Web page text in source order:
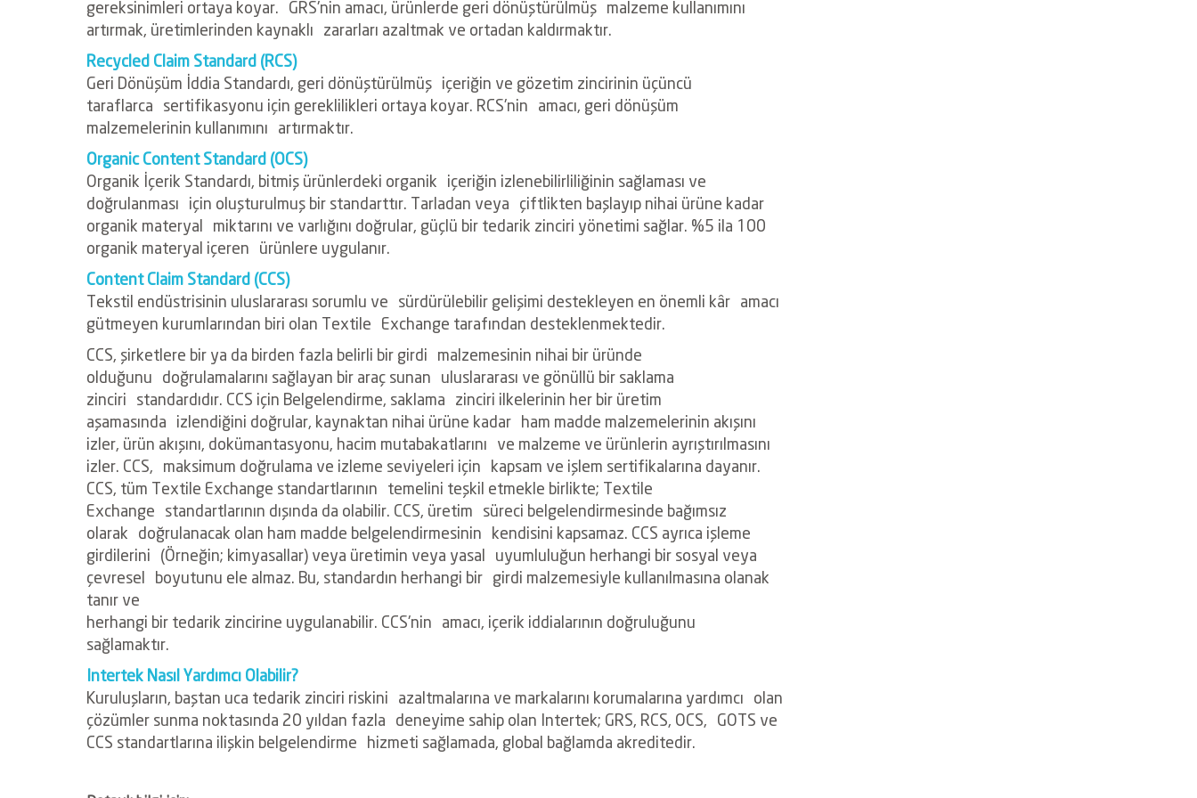
gereksinimleri ortaya koyar. GRS'nin amacı, ürünlerde geri dönüştürülmüş malzeme kullanımını
artırmak, üretimlerinden kaynaklı zararları azaltmak ve ortadan kaldırmaktır.
Recycled Claim Standard (RCS)
Geri Dönüşüm İddia Standardı, geri dönüştürülmüş içeriğin ve gözetim zincirinin üçüncü
taraflarca sertifikasyonu için gereklilikleri ortaya koyar. RCS'nin amacı, geri dönüşüm
malzemelerinin kullanımını artırmaktır.
Organic Content Standard (OCS)
Organik İçerik Standardı, bitmiş ürünlerdeki organik içeriğin izlenebilirliliğinin sağlaması ve
doğrulanması için oluşturulmuş bir standarttır. Tarladan veya çiftlikten başlayıp nihai ürüne kadar
organik materyal miktarını ve varlığını doğrular, güçlü bir tedarik zinciri yönetimi sağlar. %5 ila 100
organik materyal içeren ürünlere uygulanır.
Content Claim Standard (CCS)
Tekstil endüstrisinin uluslararası sorumlu ve sürdürülebilir gelişimi destekleyen en önemli kâr amacı
gütmeyen kurumlarından biri olan Textile Exchange tarafından desteklenmektedir.
CCS, şirketlere bir ya da birden fazla belirli bir girdi malzemesinin nihai bir üründe
olduğunu doğrulamalarını sağlayan bir araç sunan uluslararası ve gönüllü bir saklama
zinciri standardıdır. CCS için Belgelendirme, saklama zinciri ilkelerinin her bir üretim
aşamasında izlendiğini doğrular, kaynaktan nihai ürüne kadar ham madde malzemelerinin akışını
izler, ürün akışını, dokümantasyonu, hacim mutabakatlarını ve malzeme ve ürünlerin ayrıştırılmasını
izler. CCS, maksimum doğrulama ve izleme seviyeleri için kapsam ve işlem sertifikalarına dayanır.
CCS, tüm Textile Exchange standartlarının temelini teşkil etmekle birlikte; Textile
Exchange standartlarının dışında da olabilir. CCS, üretim süreci belgelendirmesinde bağımsız
olarak doğrulanacak olan ham madde belgelendirmesinin kendisini kapsamaz. CCS ayrıca işleme
girdilerini (Örneğin; kimyasallar) veya üretimin veya yasal uyumluluğun herhangi bir sosyal veya
çevresel boyutunu ele almaz. Bu, standardın herhangi bir girdi malzemesiyle kullanılmasına olanak
tanır ve
herhangi bir tedarik zincirine uygulanabilir. CCS'nin amacı, içerik iddialarının doğruluğunu
sağlamaktır.
Intertek Nasıl Yardımcı Olabilir?
Kuruluşların, baştan uca tedarik zinciri riskini azaltmalarına ve markalarını korumalarına yardımcı olan
çözümler sunma noktasında 20 yıldan fazla deneyime sahip olan Intertek; GRS, RCS, OCS, GOTS ve
CCS standartlarına ilişkin belgelendirme hizmeti sağlamada, global bağlamda akreditedir.